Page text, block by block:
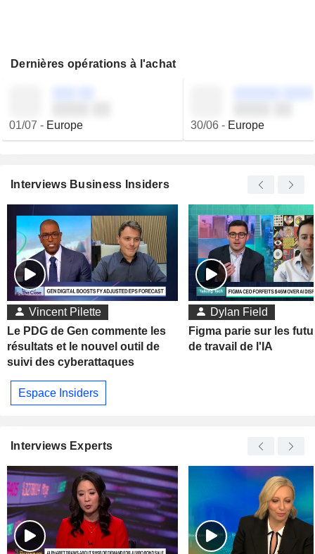
Dernières opérations à l'achat
01/07 - Europe 30/06- Europe
Interviews Business Insiders
Vincent Pilette
Le PDG de Gen commente les
résultats et le nouvel outil de
suivi des cyberattaques
Dylan Field
Figma parie sur les
de travail de l'IA
Espace Insiders
Interviews Experts